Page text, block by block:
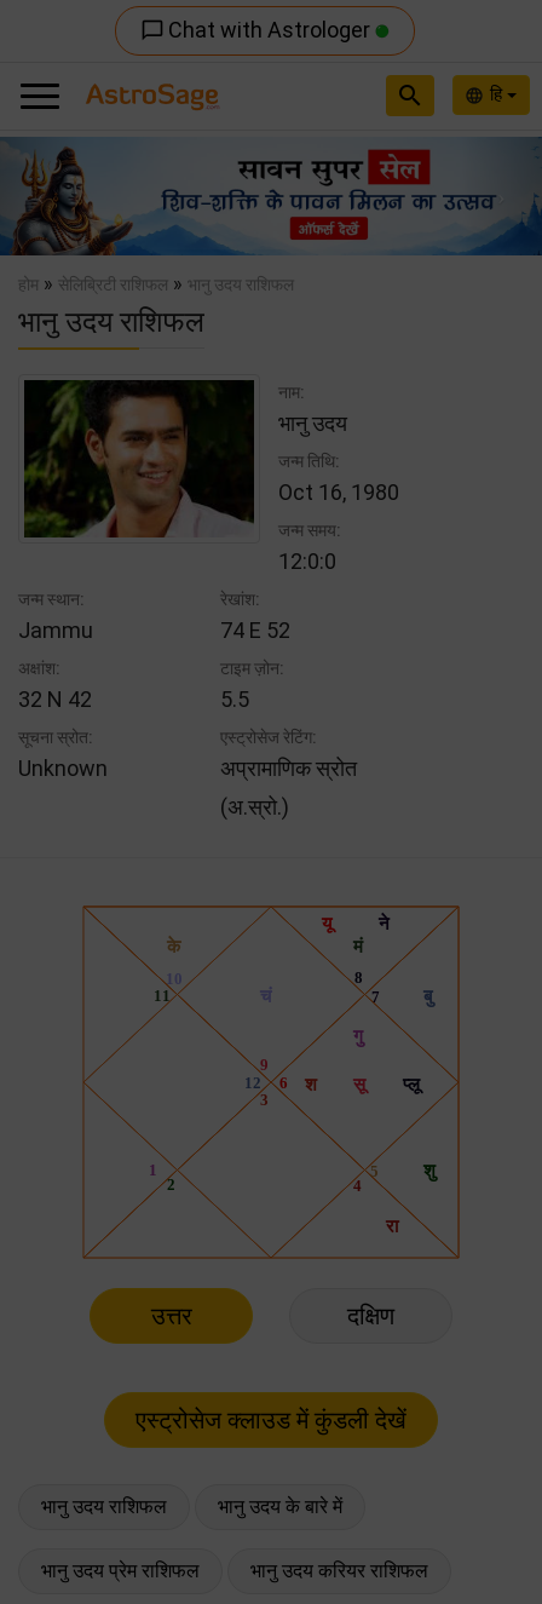
chat_bubble_outline Chat with Astrologer
language हि
search
Previous
होम » सेलिब्रिटी राशिफल » भानु उदय राशिफल
भानु उदय राशिफल
नाम:
भानु उदय
जन्म तिथि:
Oct 16, 1980
जन्म समय:
12:0:0
जन्म स्थान:
Jammu
रेखांश:
74 E 52
अक्षांश:
32 N 42
टाइम ज़ोन:
5.5
सूचना स्रोत:
Unknown
एस्ट्रोसेज रेटिंग:
अप्रामाणिक स्रोत
(अ.स्रो.)
उत्तर दक्षिण
भानु उदय राशिफल भानु उदय के बारे में
भानु उदय प्रेम राशिफल भानु उदय करियर राशिफल